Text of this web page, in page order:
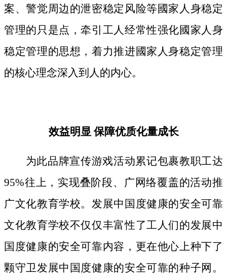
案、警觉周边的泄密稳定风险等國家人身稳定
管理的只是点，牵引工人经常性强化國家人身
稳定管理的思想，着力推进國家人身稳定管理
的核心理念深入到人的内心。
效益明显 保障优质化量成长
为此品牌宣传游戏活动累记包裹教职工达
95%往上，实现叠阶段、广网络覆盖的活动推
广文化教育学校。发展中国度健康的安全可靠
文化教育学校不仅仅丰富性了工人们的发展中
国度健康的安全可靠内容，更在他心上种下了
颗守卫发展中国度健康的安全可靠的种子网。